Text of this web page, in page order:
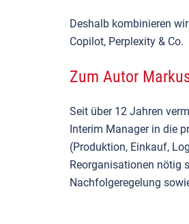
Deshalb kombinieren
Copilot, Perplexity & Co.
Zum Autor
Seit über 12 Jahren
Interim Manager in die
(Produktion, Einkauf,
Reorganisationen nötig
Nachfolgeregelung